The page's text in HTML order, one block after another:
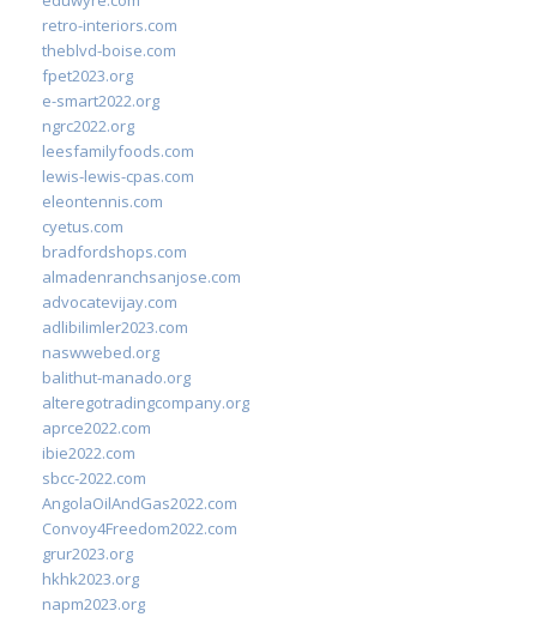
retro-interiors.com
theblvd-boise.com
fpet2023.org
e-smart2022.org
ngrc2022.org
leesfamilyfoods.com
lewis-lewis-cpas.com
eleontennis.com
cyetus.com
bradfordshops.com
almadenranchsanjose.com
advocatevijay.com
adlibilimler2023.com
naswwebed.org
balithut-manado.org
alteregotradingcompany.org
aprce2022.com
ibie2022.com
sbcc-2022.com
AngolaOilAndGas2022.com
Convoy4Freedom2022.com
grur2023.org
hkhk2023.org
napm2023.org